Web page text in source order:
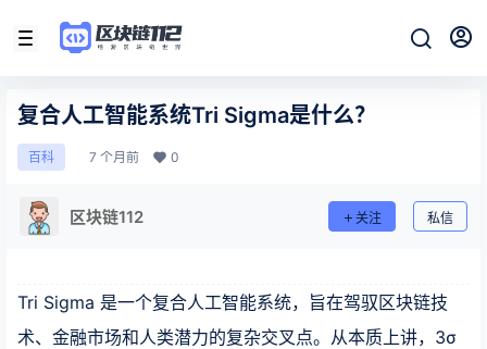
复合人工智能系统Tri Sigma是什么？
百科 7 个月前 0
区块链112 关注 私信
Tri Sigma 是一个复合人工智能系统，旨在驾驭区块链技
术、金融市场和人类潜力的复杂交叉点。从本质上讲，3σ